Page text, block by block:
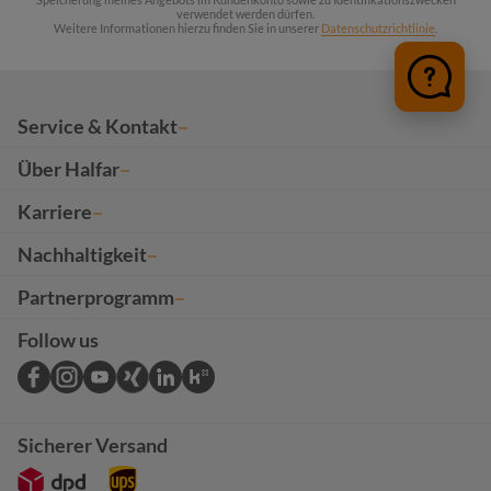
verwendet werden dürfen.
Weitere Informationen hierzu finden Sie in unserer Datenschutzrichtlinie
Service & Kontakt
Über Halfar
Karriere
Nachhaltigkeit
Partnerprogramm
Follow us
Sicherer Versand